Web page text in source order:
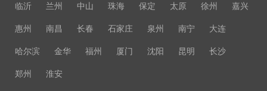
临沂 兰州 中山 珠海 保定 太原 徐州 嘉兴
惠州 南昌 长春 石家庄 泉州 南宁 大连
哈尔滨 金华 福州 厦门 沈阳 昆明 长沙
郑州 淮安